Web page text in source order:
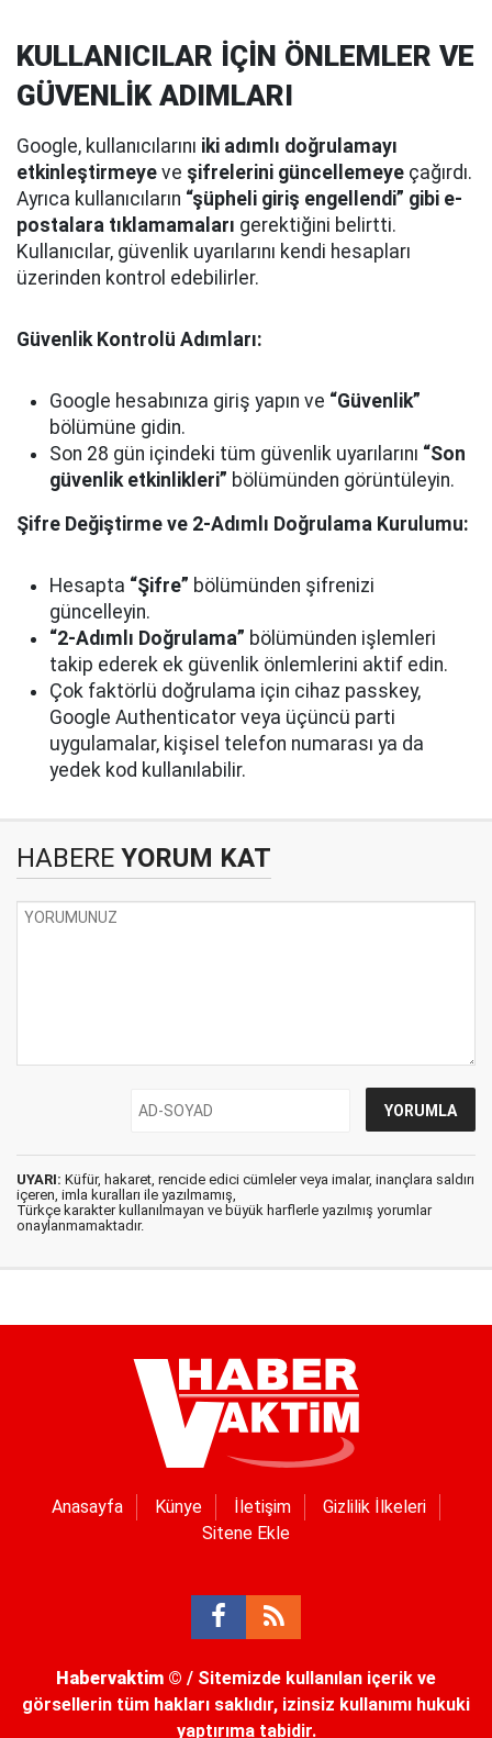
KULLANICILAR İÇİN ÖNLEMLER VE
GÜVENLİK ADIMLARI
Google, kullanıcılarını iki adımlı doğrulamayı
etkinleştirmeye ve şifrelerini güncellemeye çağırdı.
Ayrıca kullanıcıların “şüpheli giriş engellendi” gibi e-
postalara tıklamamaları gerektiğini belirtti.
Kullanıcılar, güvenlik uyarılarını kendi hesapları
üzerinden kontrol edebilirler.
Güvenlik Kontrolü Adımları:
Google hesabınıza giriş yapın ve “Güvenlik”
bölümüne gidin.
Son 28 gün içindeki tüm güvenlik uyarılarını “Son
güvenlik etkinlikleri” bölümünden görüntüleyin.
Şifre Değiştirme ve 2-Adımlı Doğrulama Kurulumu:
Hesapta “Şifre” bölümünden şifrenizi
güncelleyin.
“2-Adımlı Doğrulama” bölümünden işlemleri
takip ederek ek güvenlik önlemlerini aktif edin.
Çok faktörlü doğrulama için cihaz passkey,
Google Authenticator veya üçüncü parti
uygulamalar, kişisel telefon numarası ya da
yedek kod kullanılabilir.
HABERE YORUM KAT
UYARI: Küfür, hakaret, rencide edici cümleler veya imalar, inançlara saldırı
içeren, imla kuralları ile yazılmamış,
Türkçe karakter kullanılmayan ve büyük harflerle yazılmış yorumlar
onaylanmamaktadır.
Anasayfa Künye İletişim
Gizlilik İlkeleri
Sitene Ekle
Habervaktim © / Sitemizde kullanılan içerik ve
görsellerin tüm hakları saklıdır, izinsiz kullanımı hukuki
yaptırıma tabidir.